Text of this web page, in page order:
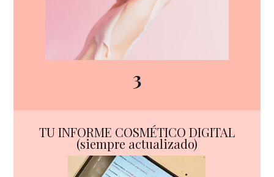
3
TU INFORME COSMÉTICO DIGITAL
(siempre actualizado)